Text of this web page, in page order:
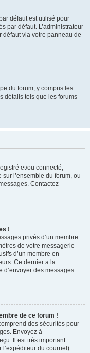
défaut est utilisé pour
par défaut. L’administrateur
défaut via votre panneau de
du forum, y compris les
détails tels que les forums
et/ou connecté,
l’ensemble du forum, ou
Contactez
!
privés d’un membre
de votre messagerie
d’un membre en
Ce dernier a la
d’envoyer des messages
de ce forum !
des sécurités pour
Envoyez à
Il est très important
l’expéditeur du courriel).